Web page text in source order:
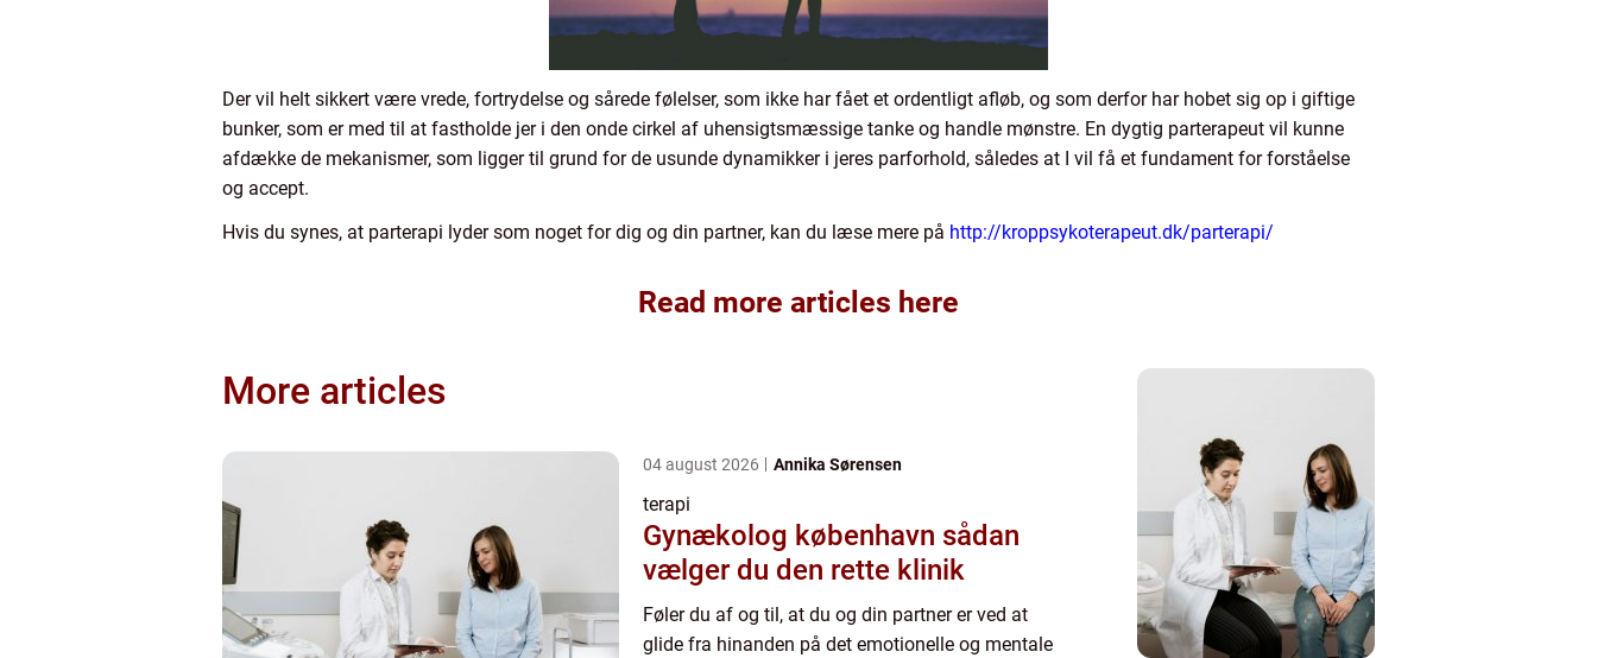
Der vil helt sikkert være vrede, fortrydelse og sårede følelser, som ikke har fået et ordentligt afløb, og som derfor har hobet sig op i giftige
bunker, som er med til at fastholde jer i den onde cirkel af uhensigtsmæssige tanke og handle mønstre. En dygtig parterapeut vil kunne
afdække de mekanismer, som ligger til grund for de usunde dynamikker i jeres parforhold, således at I vil få et fundament for forståelse
og accept.
Hvis du synes, at parterapi lyder som noget for dig og din partner, kan du læse mere på http://kroppsykoterapeut.dk/parterapi/
Read more articles here
More articles
04 august 2026 Annika Sørensen
terapi
Gynækolog københavn sådan
vælger du den rette klinik
Føler du af og til, at du og din partner er ved at
glide fra hinanden på det emotionelle og mentale